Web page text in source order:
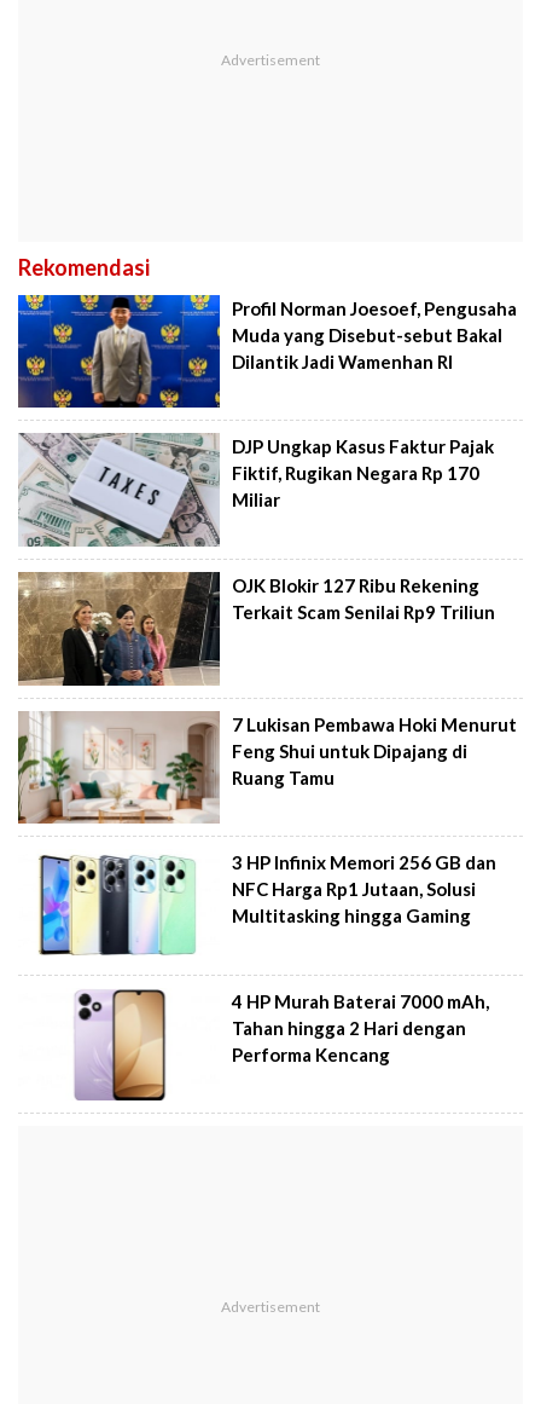
Rekomendasi
Profil Norman Joesoef, Pengusaha
Muda yang Disebut-sebut Bakal
Dilantik Jadi Wamenhan RI
DJP Ungkap Kasus Faktur Pajak
Fiktif, Rugikan Negara Rp 170
Miliar
OJK Blokir 127 Ribu Rekening
Terkait Scam Senilai Rp9 Triliun
7 Lukisan Pembawa Hoki Menurut
Feng Shui untuk Dipajang di
Ruang Tamu
3 HP Infinix Memori 256 GB dan
NFC Harga Rp1 Jutaan, Solusi
Multitasking hingga Gaming
4 HP Murah Baterai 7000 mAh,
Tahan hingga 2 Hari dengan
Performa Kencang